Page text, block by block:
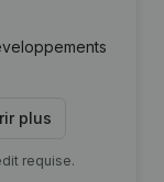
plus
requise.